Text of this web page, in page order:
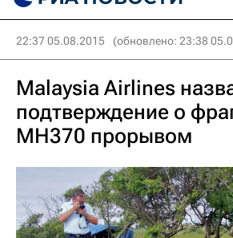
22:37 05.08.2015 (обновлено: 23:38
Malaysia Airlines
подтверждение о
MH370 прорывом